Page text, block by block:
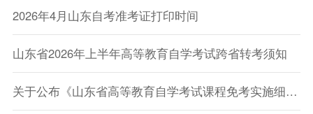
2026年4月山东自考准考证打印时间
山东省2026年上半年高等教育自学考试跨省转考须知
关于公布《山东省高等教育自学考试课程免考实施细则（2026版）》的通知